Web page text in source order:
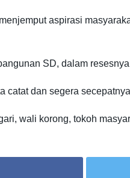
aspirasi
SD, dalam
catat dan segera
wali korong, tokoh